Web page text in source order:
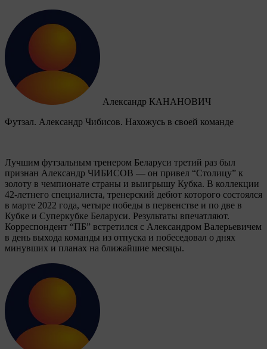
Александр КАНАНОВИЧ
Футзал. Александр Чибисов. Нахожусь в своей команде
Лучшим футзальным тренером Беларуси третий раз был
признан Александр ЧИБИСОВ — он привел “Столицу” к
золоту в чемпионате страны и выигрышу Кубка. В коллекции
42-летнего специалиста, тренерский дебют которого состоялся
в марте 2022 года, четыре победы в первенстве и по две в
Кубке и Суперкубке Беларуси. Результаты впечатляют.
Корреспондент “ПБ” встретился с Александром Валерьевичем
в день выхода команды из отпуска и побеседовал о днях
минувших и планах на ближайшие месяцы.